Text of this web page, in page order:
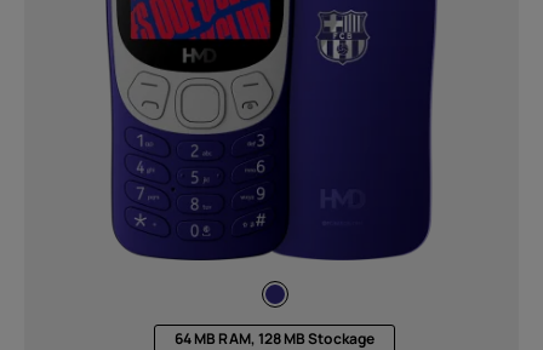
À propos
Recyclage des appareils
Auto-réparation
Belgium (Français|Dutch
64 MB RAM, 128 MB Stockage